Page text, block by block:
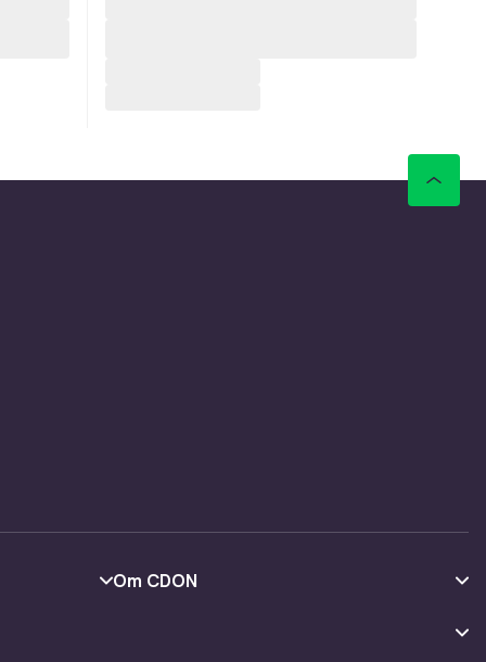
Om CDON